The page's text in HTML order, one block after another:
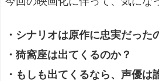
・シナリオは原作に忠実だった
・猗窩座は出てくるのか？
・もしも出てくるなら、声優は